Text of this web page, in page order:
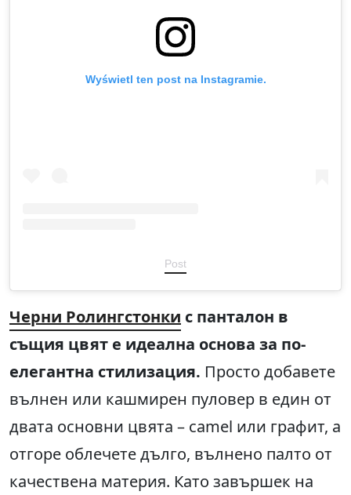
Wyświetl ten post na Instagramie.
Post
Черни Ролингстонки с панталон в
същия цвят е идеална основа за по-
елегантна стилизация. Просто добавете
вълнен или кашмирен пуловер в един от
двата основни цвята – camel или графит, а
отгоре облечете дълго, вълнено палто от
качествена материя. Като завършек на